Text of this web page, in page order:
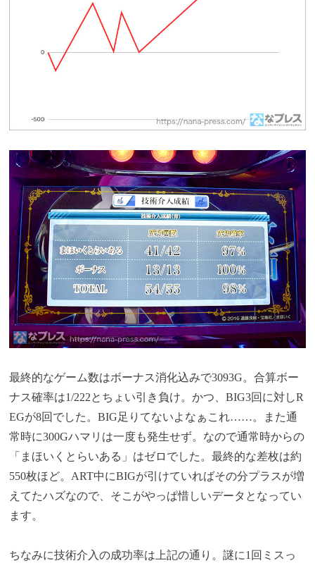
最終的なゲーム数はボーナス消化込みで3093G。合算ボー
ナス確率は1/222とちょい引き負け。かつ、BIG3回に対しR
EGが8回でした。BIG足りてないよなぁこれ……。また通
常時に300Gハマリは一度も発生せず。なので通常時からの
「まほいくとらいある」はゼロでした。最終的な差枚は約
550枚ほど。ART中にBIGが引けていればその分プラスが増
えてたハズなので、そこがやっぱ惜しいデータとなってい
ます。
ちなみに技術介入の成功率は上記の通り。謎に1回ミスっ